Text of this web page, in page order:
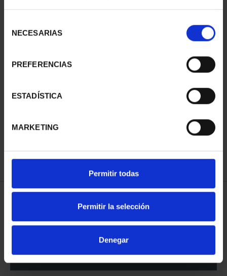
NECESARIAS
PREFERENCIAS
ESTADÍSTICA
MARKETING
Permitir todas
Permitir la selección
Denegar
EUROSET SPAIN 2026
REFINE